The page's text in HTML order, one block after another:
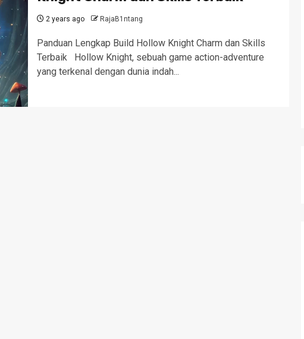
2 years ago RajaB1ntang
Panduan Lengkap Build Hollow Knight Charm dan Skills
Terbaik Hollow Knight, sebuah game action-adventure
yang terkenal dengan dunia indah...